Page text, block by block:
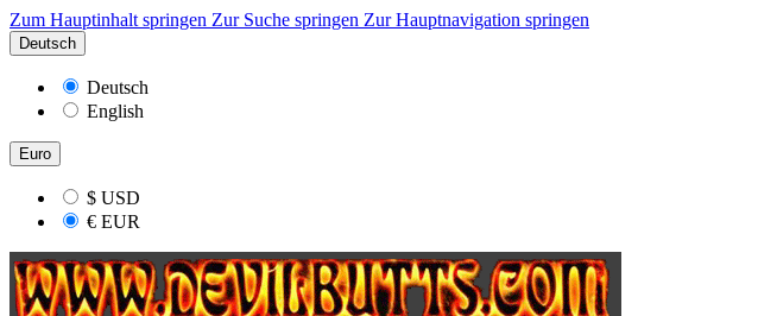
Zum Hauptinhalt springen Zur Suche springen Zur Hauptnavigation springen
Deutsch
Deutsch
English
Euro
$ USD
€ EUR